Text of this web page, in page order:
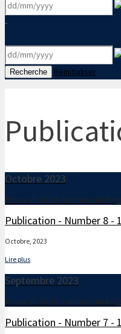
-
Recherche Réinitialiser
Octobre 2023
Revue de Droit Commercial
Publication - Number 8 -
Octobre, 2023
Lire plus
Septembre 2023
Revue de Droit Commercial
Publication - Number 7 -